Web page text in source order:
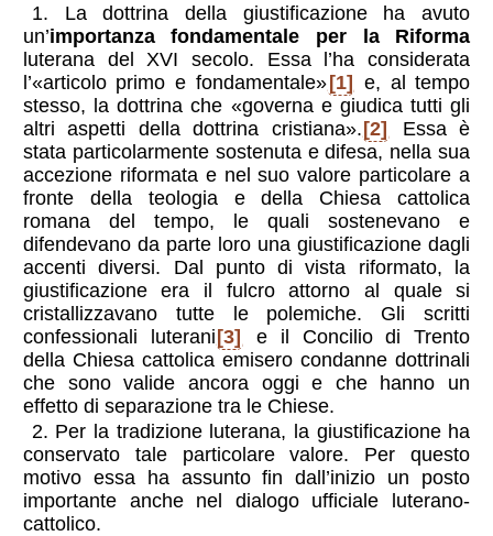
1. La dottrina della giustificazione ha avuto
un’importanza fondamentale per la Riforma
luterana del XVI secolo. Essa l’ha considerata
l’«articolo primo e fondamentale»[1] e, al tempo
stesso, la dottrina che «governa e giudica tutti gli
altri aspetti della dottrina cristiana».[2]
Essa è
stata particolarmente sostenuta e difesa, nella sua
accezione riformata e nel suo valore particolare a
fronte della teologia e della Chiesa cattolica
romana del tempo, le quali sostenevano e
difendevano da parte loro una giustificazione dagli
accenti diversi. Dal punto di vista riformato, la
giustificazione era il fulcro attorno al quale si
cristallizzavano tutte le polemiche. Gli scritti
confessionali luterani[3]
e il Concilio di Trento
della Chiesa cattolica emisero condanne dottrinali
che sono valide ancora oggi e che hanno un
effetto di separazione tra le Chiese.
2. Per la tradizione luterana, la giustificazione ha
conservato tale particolare valore. Per questo
motivo essa ha assunto fin dall’inizio un posto
importante anche nel dialogo ufficiale luterano-
cattolico.